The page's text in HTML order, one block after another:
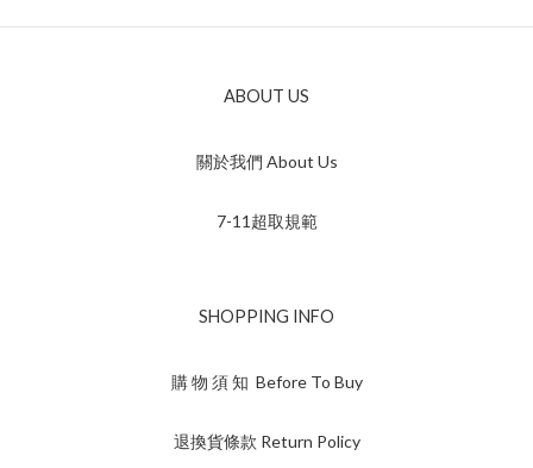
ABOUT US
關於我們 About Us
7-11超取規範
SHOPPING INFO
購 物 須 知 Before To Buy
退換貨條款 Return Policy